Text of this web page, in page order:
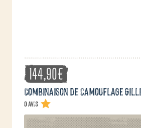
144,90€
Combinaison de camouflage
0 avis